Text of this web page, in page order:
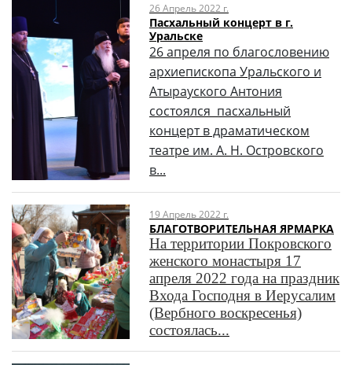
26 Апрель 2022 г.
Пасхальный концерт в г.
Уральске
26 апреля по благословению
архиепископа Уральского и
Атырауского Антония
состоялся пасхальный
концерт в драматическом
театре им. А. Н. Островского
в...
19 Апрель 2022 г.
БЛАГОТВОРИТЕЛЬНАЯ ЯРМАРКА
На территории Покровского
женского монастыря 17
апреля 2022 года на праздник
Входа Господня в Иерусалим
(Вербного воскресенья)
состоялась...